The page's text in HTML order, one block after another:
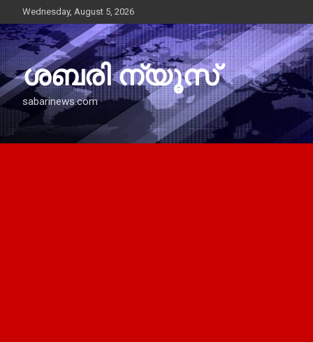
to
content
Wednesday, August 5, 2026
ശബരി ന്യൂസ്
sabarinews.com